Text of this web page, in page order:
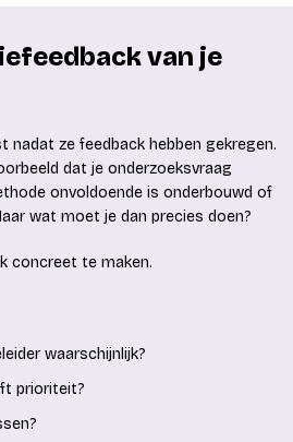
van je
nadat ze feedback hebben gekregen.
dat je onderzoeksvraag
onvoldoende is onderbouwd of
wat moet je dan precies doen?
concreet te maken.
waarschijnlijk?
prioriteit?